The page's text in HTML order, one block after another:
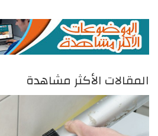
المقالات الأكثر مشاهدة